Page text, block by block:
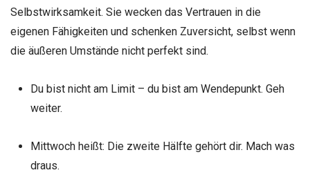
Selbstwirksamkeit. Sie wecken das Vertrauen in die
eigenen Fähigkeiten und schenken Zuversicht, selbst wenn
die äußeren Umstände nicht perfekt sind.
Du bist nicht am Limit – du bist am Wendepunkt. Geh
weiter.
Mittwoch heißt: Die zweite Hälfte gehört dir. Mach was
draus.